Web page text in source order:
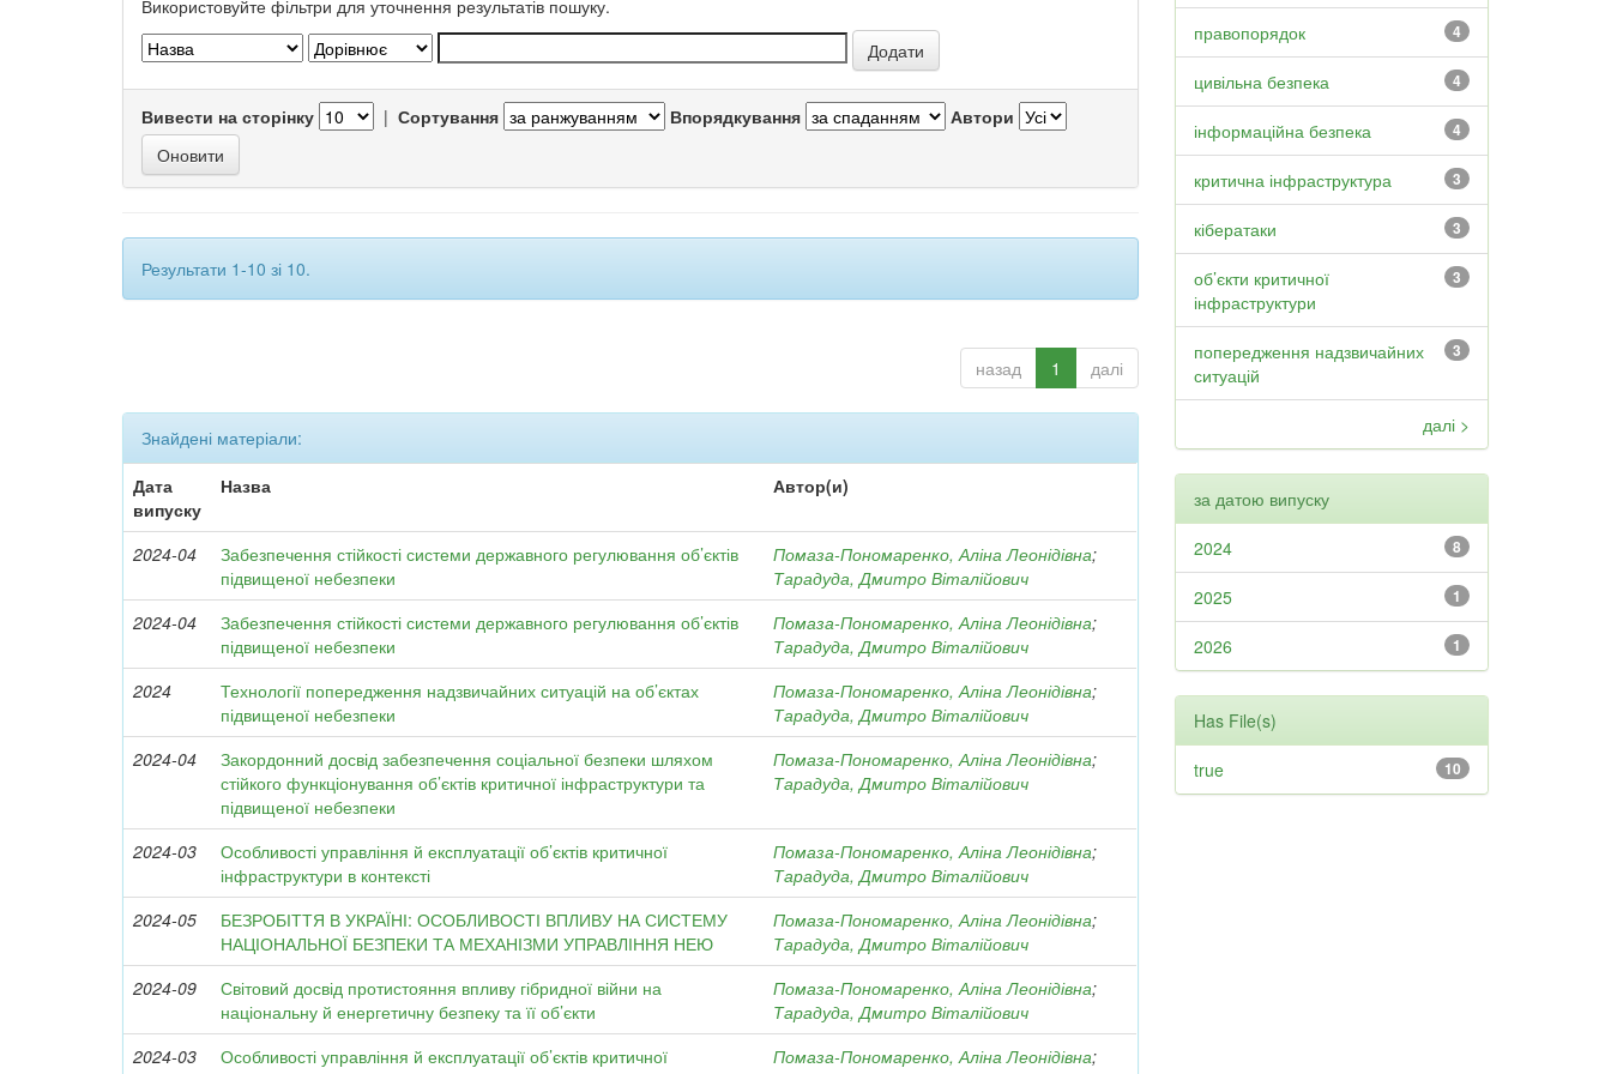
Використовуйте фільтри для уточнення результатів пошуку.
Вивести на сторінку | Сортування Впорядкування Автори
Результати 1-10 зі 10.
назад 1 далі
Знайдені матеріали:
Дата
випуску
Назва Автор(и)
2024-04
Забезпечення стійкості системи державного регулювання об’єктів
підвищеної небезпеки
Помаза-Пономаренко, Аліна Леонідівна;
Тарадуда, Дмитро Віталійович
2024-04
Забезпечення стійкості системи державного регулювання об’єктів
підвищеної небезпеки
Помаза-Пономаренко, Аліна Леонідівна;
Тарадуда, Дмитро Віталійович
2024
Технології попередження надзвичайних ситуацій на об’єктах
підвищеної небезпеки
Помаза-Пономаренко, Аліна Леонідівна;
Тарадуда, Дмитро Віталійович
2024-04
Закордонний досвід забезпечення соціальної безпеки шляхом
стійкого функціонування об’єктів критичної інфраструктури та
підвищеної небезпеки
Помаза-Пономаренко, Аліна Леонідівна;
Тарадуда, Дмитро Віталійович
2024-03
Особливості управління й експлуатації об’єктів критичної
інфраструктури в контексті
Помаза-Пономаренко, Аліна Леонідівна;
Тарадуда, Дмитро Віталійович
2024-05
БЕЗРОБІТТЯ В УКРАЇНІ: ОСОБЛИВОСТІ ВПЛИВУ НА СИСТЕМУ
НАЦІОНАЛЬНОЇ БЕЗПЕКИ ТА МЕХАНІЗМИ УПРАВЛІННЯ НЕЮ
Помаза-Пономаренко, Аліна Леонідівна;
Тарадуда, Дмитро Віталійович
2024-09
Світовий досвід протистояння впливу гібридної війни на
національну й енергетичну безпеку та її об’єкти
Помаза-Пономаренко, Аліна Леонідівна;
Тарадуда, Дмитро Віталійович
2024-03
Особливості управління й експлуатації об’єктів критичної
Помаза-Пономаренко, Аліна Леонідівна;
4
правопорядок
4
цивільна безпека
4
інформаційна безпека
3
критична інфраструктура
3
кібератаки
3
об’єкти критичної
інфраструктури
3
попередження надзвичайних
ситуацій
далі >
за датою випуску
8
2024
1
2025
1
2026
Has File(s)
10
true